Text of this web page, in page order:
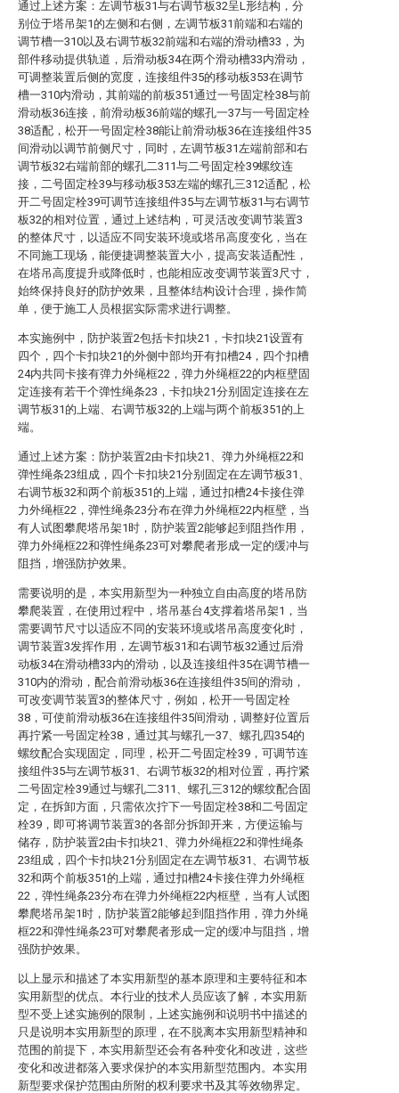
通过上述方案：左调节板31与右调节板32呈L形结构，分
别位于塔吊架1的左侧和右侧，左调节板31前端和右端的
调节槽一310以及右调节板32前端和右端的滑动槽33，为
部件移动提供轨道，后滑动板34在两个滑动槽33内滑动，
可调整装置后侧的宽度，连接组件35的移动板353在调节
槽一310内滑动，其前端的前板351通过一号固定栓38与前
滑动板36连接，前滑动板36前端的螺孔一37与一号固定栓
38适配，松开一号固定栓38能让前滑动板36在连接组件35
间滑动以调节前侧尺寸，同时，左调节板31左端前部和右
调节板32右端前部的螺孔二311与二号固定栓39螺纹连
接，二号固定栓39与移动板353左端的螺孔三312适配，松
开二号固定栓39可调节连接组件35与左调节板31与右调节
板32的相对位置，通过上述结构，可灵活改变调节装置3
的整体尺寸，以适应不同安装环境或塔吊高度变化，当在
不同施工现场，能便捷调整装置大小，提高安装适配性，
在塔吊高度提升或降低时，也能相应改变调节装置3尺寸，
始终保持良好的防护效果，且整体结构设计合理，操作简
单，便于施工人员根据实际需求进行调整。
本实施例中，防护装置2包括卡扣块21，卡扣块21设置有
四个，四个卡扣块21的外侧中部均开有扣槽24，四个扣槽
24内共同卡接有弹力外绳框22，弹力外绳框22的内框壁固
定连接有若干个弹性绳条23，卡扣块21分别固定连接在左
调节板31的上端、右调节板32的上端与两个前板351的上
端。
通过上述方案：防护装置2由卡扣块21、弹力外绳框22和
弹性绳条23组成，四个卡扣块21分别固定在左调节板31、
右调节板32和两个前板351的上端，通过扣槽24卡接住弹
力外绳框22，弹性绳条23分布在弹力外绳框22内框壁，当
有人试图攀爬塔吊架1时，防护装置2能够起到阻挡作用，
弹力外绳框22和弹性绳条23可对攀爬者形成一定的缓冲与
阻挡，增强防护效果。
需要说明的是，本实用新型为一种独立自由高度的塔吊防
攀爬装置，在使用过程中，塔吊基台4支撑着塔吊架1，当
需要调节尺寸以适应不同的安装环境或塔吊高度变化时，
调节装置3发挥作用，左调节板31和右调节板32通过后滑
动板34在滑动槽33内的滑动，以及连接组件35在调节槽一
310内的滑动，配合前滑动板36在连接组件35间的滑动，
可改变调节装置3的整体尺寸，例如，松开一号固定栓
38，可使前滑动板36在连接组件35间滑动，调整好位置后
再拧紧一号固定栓38，通过其与螺孔一37、螺孔四354的
螺纹配合实现固定，同理，松开二号固定栓39，可调节连
接组件35与左调节板31、右调节板32的相对位置，再拧紧
二号固定栓39通过与螺孔二311、螺孔三312的螺纹配合固
定，在拆卸方面，只需依次拧下一号固定栓38和二号固定
栓39，即可将调节装置3的各部分拆卸开来，方便运输与
储存，防护装置2由卡扣块21、弹力外绳框22和弹性绳条
23组成，四个卡扣块21分别固定在左调节板31、右调节板
32和两个前板351的上端，通过扣槽24卡接住弹力外绳框
22，弹性绳条23分布在弹力外绳框22内框壁，当有人试图
攀爬塔吊架1时，防护装置2能够起到阻挡作用，弹力外绳
框22和弹性绳条23可对攀爬者形成一定的缓冲与阻挡，增
强防护效果。
以上显示和描述了本实用新型的基本原理和主要特征和本
实用新型的优点。本行业的技术人员应该了解，本实用新
型不受上述实施例的限制，上述实施例和说明书中描述的
只是说明本实用新型的原理，在不脱离本实用新型精神和
范围的前提下，本实用新型还会有各种变化和改进，这些
变化和改进都落入要求保护的本实用新型范围内。本实用
新型要求保护范围由所附的权利要求书及其等效物界定。